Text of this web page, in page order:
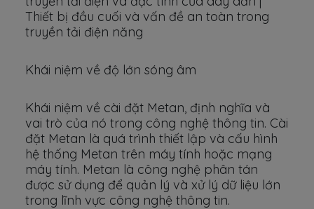
Thiết bị đầu cuối và vấn đề an toàn trong
truyền tải điện năng
Khái niệm về độ lớn sóng âm
Khái niệm về cài đặt Metan, định nghĩa và
vai trò của nó trong công nghệ thông tin. Cài
đặt Metan là quá trình thiết lập và cấu hình
hệ thống Metan trên máy tính hoặc mạng
máy tính. Metan là công nghệ phân tán
được sử dụng để quản lý và xử lý dữ liệu lớn
trong lĩnh vực công nghệ thông tin.